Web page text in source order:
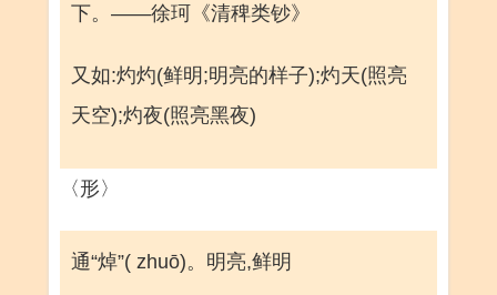
下。——徐珂《清稗类钞》
又如:灼灼(鲜明;明亮的样子);灼天(照亮
天空);灼夜(照亮黑夜)
〈形〉
通“焯”( zhuō)。明亮,鲜明